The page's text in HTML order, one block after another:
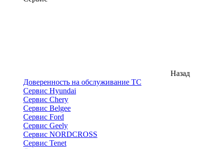
Назад
Доверенность на обслуживание ТС
Сервис Hyundai
Сервис Chery
Сервис Belgee
Сервис Ford
Сервис Geely
Сервис NORDCROSS
Сервис Tenet